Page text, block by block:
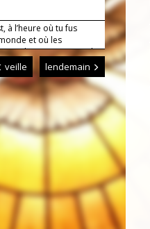
à l’heure où tu fus
et où les
nous toujours la
vie. Toi qui règnes
veille lendemain